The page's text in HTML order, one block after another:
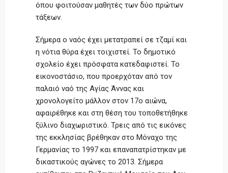
όπου φοιτούσαν μαθητές των δύο πρώτων
τάξεων.
Σήμερα ο ναός έχει μετατραπεί σε τζαμί και
η νότια θύρα έχει τοιχιστεί. Το δημοτικό
σχολείο έχει πρόσφατα κατεδαφιστεί. Το
εικονοστάσιο, που προερχόταν από τον
παλαιό ναό της Αγίας Άννας και
χρονολογείτο μάλλον στον 17ο αιώνα,
αφαιρέθηκε και στη θέση του τοποθετήθηκε
ξύλινο διαχωριστικό. Τρεις από τις εικόνες
της εκκλησίας βρέθηκαν στο Μόναχο της
Γερμανίας το 1997 και επαναπατρίστηκαν με
δικαστικούς αγώνες το 2013. Σήμερα